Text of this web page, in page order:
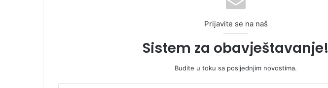
Prijavite se na naš
Sistem za obavještavanje!
Budite u toku sa posljednjim novostima.